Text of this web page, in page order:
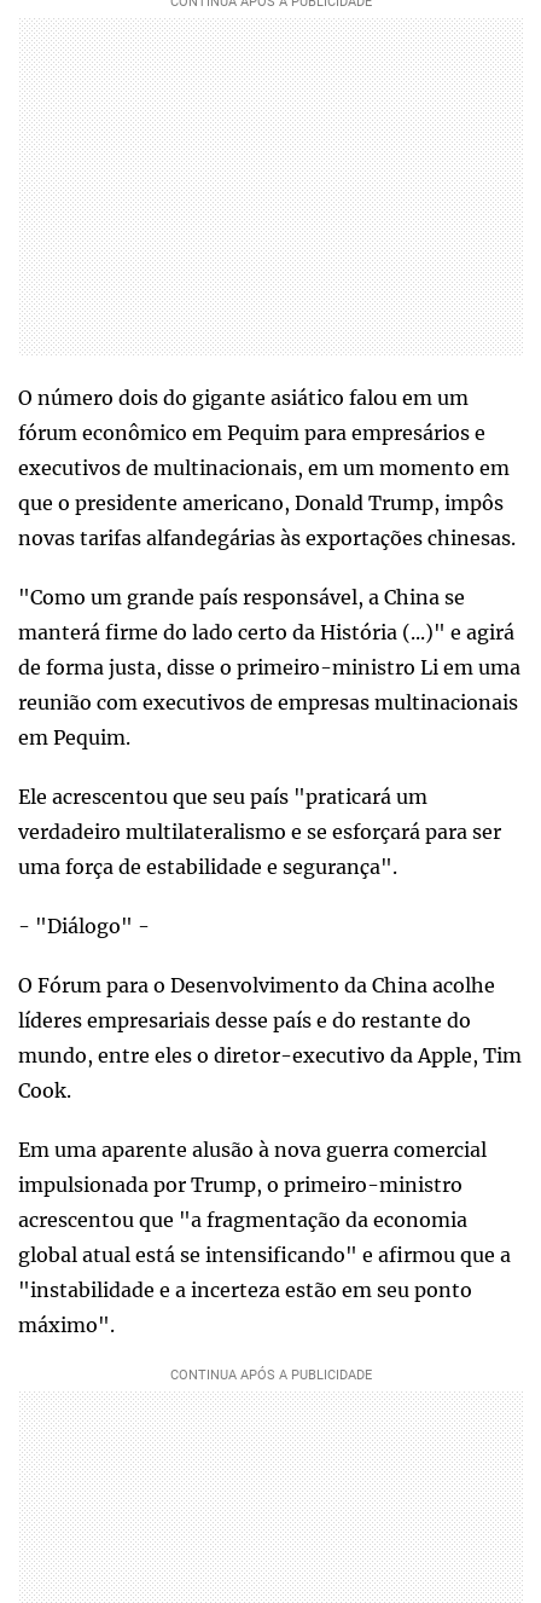
O número dois do gigante asiático falou em um
fórum econômico em Pequim para empresários e
executivos de multinacionais, em um momento em
que o presidente americano, Donald Trump, impôs
novas tarifas alfandegárias às exportações chinesas.
"Como um grande país responsável, a China se
manterá firme do lado certo da História (...)" e agirá
de forma justa, disse o primeiro-ministro Li em uma
reunião com executivos de empresas multinacionais
em Pequim.
Ele acrescentou que seu país "praticará um
verdadeiro multilateralismo e se esforçará para ser
uma força de estabilidade e segurança".
- "Diálogo" -
O Fórum para o Desenvolvimento da China acolhe
líderes empresariais desse país e do restante do
mundo, entre eles o diretor-executivo da Apple, Tim
Cook.
Em uma aparente alusão à nova guerra comercial
impulsionada por Trump, o primeiro-ministro
acrescentou que "a fragmentação da economia
global atual está se intensificando" e afirmou que a
"instabilidade e a incerteza estão em seu ponto
máximo".